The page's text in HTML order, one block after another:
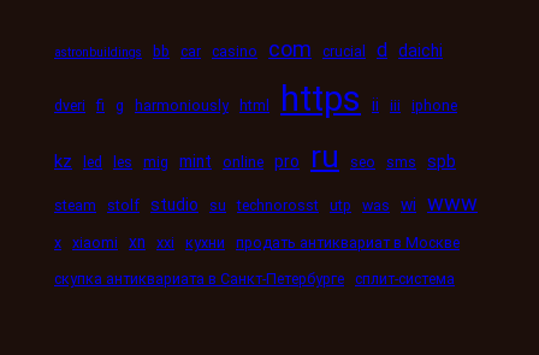
astronbuildings bb car casino com crucial d daichi
dveri fi g harmoniously html https ii iii iphone
kz led les mig mint online pro ru seo sms spb
steam stolf studio su technorosst utp was wi www
x xiaomi xn xxi кухни
продать антиквариат в Москве
скупка антиквариата в Санкт-Петербурге сплит-система